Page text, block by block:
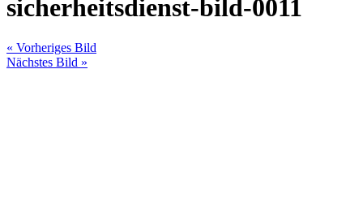
sicherheitsdienst-bild-0011
« Vorheriges Bild
Nächstes Bild »